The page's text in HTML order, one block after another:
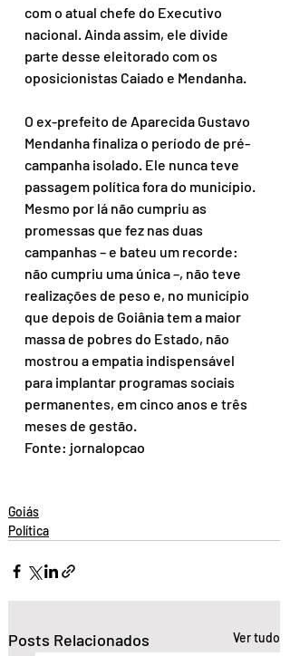
com o atual chefe do Executivo
nacional. Ainda assim, ele divide
parte desse eleitorado com os
oposicionistas Caiado e Mendanha.
O ex-prefeito de Aparecida Gustavo
Mendanha finaliza o período de pré-
campanha isolado. Ele nunca teve
passagem política fora do município.
Mesmo por lá não cumpriu as
promessas que fez nas duas
campanhas – e bateu um recorde:
não cumpriu uma única –, não teve
realizações de peso e, no município
que depois de Goiânia tem a maior
massa de pobres do Estado, não
mostrou a empatia indispensável
para implantar programas sociais
permanentes, em cinco anos e três
meses de gestão.
Fonte: jornalopcao
Goiás
Política
Posts Relacionados Ver tudo